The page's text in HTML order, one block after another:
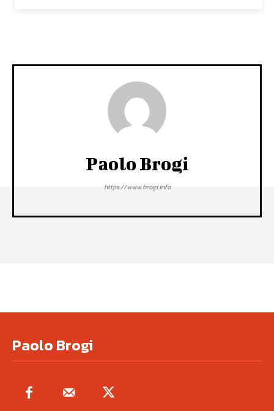
Paolo Brogi
https://www.brogi.info
Paolo Brogi